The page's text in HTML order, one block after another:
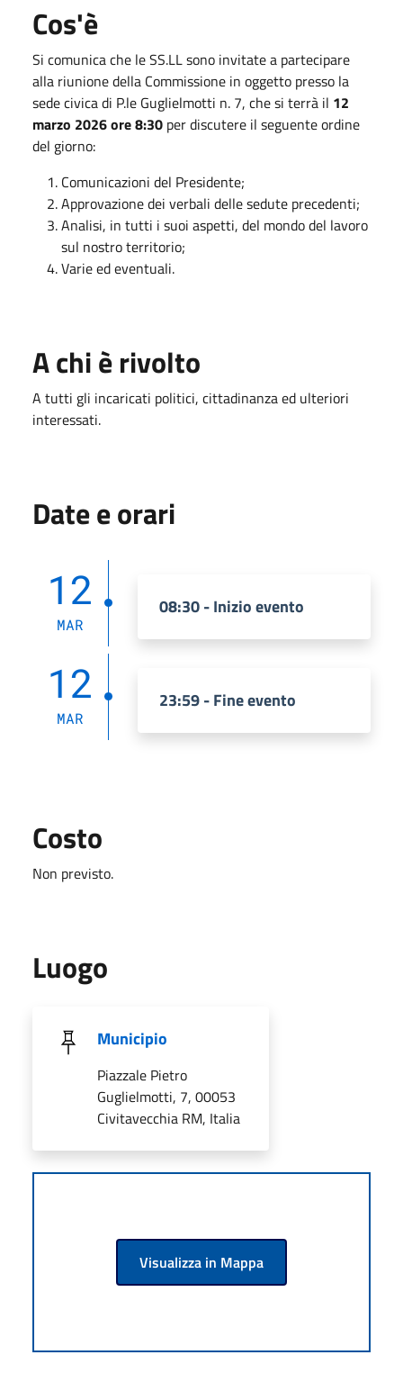
Cos'è
Si comunica che le SS.LL sono invitate a partecipare
alla riunione della Commissione in oggetto presso la
sede civica di P.le Guglielmotti n. 7, che si terrà il 12
marzo 2026 ore 8:30 per discutere il seguente ordine
del giorno:
Comunicazioni del Presidente;
Approvazione dei verbali delle sedute precedenti;
Analisi, in tutti i suoi aspetti, del mondo del lavoro
sul nostro territorio;
Varie ed eventuali.
A chi è rivolto
A tutti gli incaricati politici, cittadinanza ed ulteriori
interessati.
Date e orari
12
MAR
08:30 - Inizio evento
12
MAR
23:59 - Fine evento
Costo
Non previsto.
Luogo
Municipio
Piazzale Pietro
Guglielmotti, 7, 00053
Civitavecchia RM, Italia
Visualizza in Mappa